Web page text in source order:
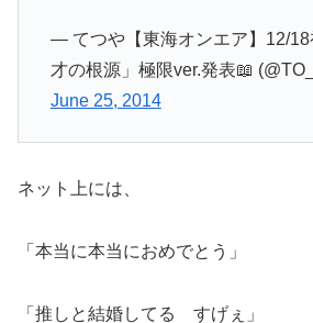
— てつや【東海オンエア】12/18
才の根源」極限ver.発表📖
June 25, 2014
ネット上には、
「本当に本当におめでとう」
「推しと結婚してる すげぇ」